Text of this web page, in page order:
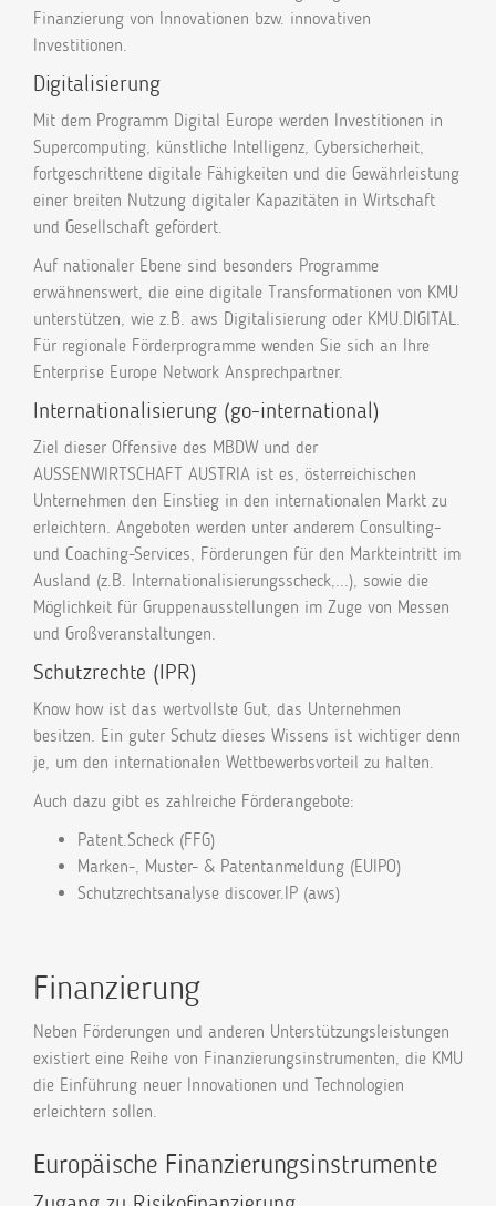
Finanzierung von Innovationen bzw. innovativen
Investitionen.
Digitalisierung
Mit dem Programm Digital Europe werden Investitionen in
Supercomputing, künstliche Intelligenz, Cybersicherheit,
fortgeschrittene digitale Fähigkeiten und die Gewährleistung
einer breiten Nutzung digitaler Kapazitäten in Wirtschaft
und Gesellschaft gefördert.
Auf nationaler Ebene sind besonders Programme
erwähnenswert, die eine digitale Transformationen von KMU
unterstützen, wie z.B. aws Digitalisierung oder KMU.DIGITAL.
Für regionale Förderprogramme wenden Sie sich an Ihre
Enterprise Europe Network Ansprechpartner.
Internationalisierung (go-international)
Ziel dieser Offensive des MBDW und der
AUSSENWIRTSCHAFT AUSTRIA ist es, österreichischen
Unternehmen den Einstieg in den internationalen Markt zu
erleichtern. Angeboten werden unter anderem Consulting-
und Coaching-Services, Förderungen für den Markteintritt im
Ausland (z.B. Internationalisierungsscheck,...), sowie die
Möglichkeit für Gruppenausstellungen im Zuge von Messen
und Großveranstaltungen.
Schutzrechte (IPR)
Know how ist das wertvollste Gut, das Unternehmen
besitzen. Ein guter Schutz dieses Wissens ist wichtiger denn
je, um den internationalen Wettbewerbsvorteil zu halten.
Auch dazu gibt es zahlreiche Förderangebote:
Patent.Scheck (FFG)
Marken-, Muster- & Patentanmeldung (EUIPO)
Schutzrechtsanalyse discover.IP (aws)
Finanzierung
Neben Förderungen und anderen Unterstützungsleistungen
existiert eine Reihe von Finanzierungsinstrumenten, die KMU
die Einführung neuer Innovationen und Technologien
erleichtern sollen.
Europäische Finanzierungsinstrumente